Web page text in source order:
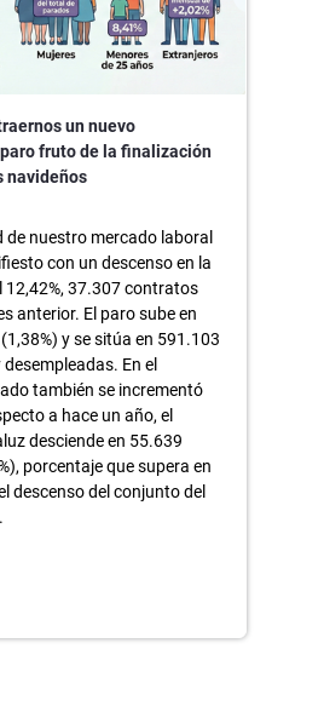
un nuevo
fruto de la finalización
navideños
nuestro mercado laboral
con un descenso en la
37.307 contratos
anterior. El paro sube en
y se sitúa en 591.103
En el
también se incrementó
a hace un año, el
desciende en 55.639
porcentaje que supera en
descenso del conjunto del